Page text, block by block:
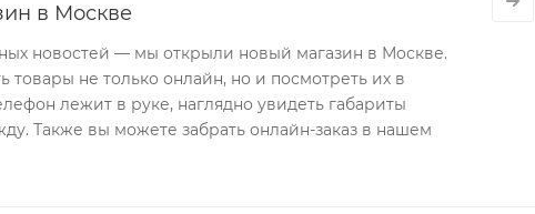
в Москве
новостей — мы открыли новый магазин в Москве.
не только онлайн, но и посмотреть их в
лежит в руке, наглядно увидеть габариты
Также вы можете забрать онлайн-заказ в нашем